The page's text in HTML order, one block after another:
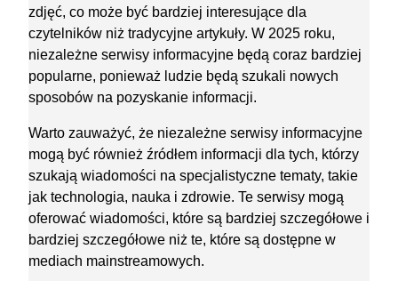
zdjęć, co może być bardziej interesujące dla
czytelników niż tradycyjne artykuły. W 2025 roku,
niezależne serwisy informacyjne będą coraz bardziej
popularne, ponieważ ludzie będą szukali nowych
sposobów na pozyskanie informacji.
Warto zauważyć, że niezależne serwisy informacyjne
mogą być również źródłem informacji dla tych, którzy
szukają wiadomości na specjalistyczne tematy, takie
jak technologia, nauka i zdrowie. Te serwisy mogą
oferować wiadomości, które są bardziej szczegółowe i
bardziej szczegółowe niż te, które są dostępne w
mediach mainstreamowych.